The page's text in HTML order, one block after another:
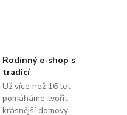
Rodinný e-shop s
tradicí
Už více než 16 let
pomáháme tvořit
krásnější domovy